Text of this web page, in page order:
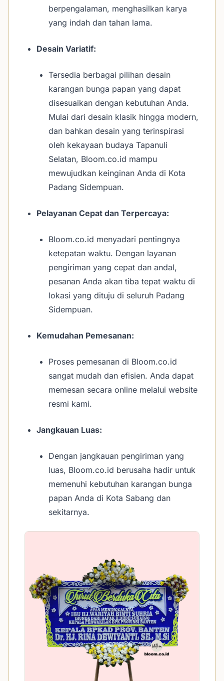
berpengalaman, menghasilkan karya
yang indah dan tahan lama.
Desain Variatif:
Tersedia berbagai pilihan desain
karangan bunga papan yang dapat
disesuaikan dengan kebutuhan Anda.
Mulai dari desain klasik hingga modern,
dan bahkan desain yang terinspirasi
oleh kekayaan budaya Tapanuli
Selatan, Bloom.co.id mampu
mewujudkan keinginan Anda di Kota
Padang Sidempuan.
Pelayanan Cepat dan Terpercaya:
Bloom.co.id menyadari pentingnya
ketepatan waktu. Dengan layanan
pengiriman yang cepat dan andal,
pesanan Anda akan tiba tepat waktu di
lokasi yang dituju di seluruh Padang
Sidempuan.
Kemudahan Pemesanan:
Proses pemesanan di Bloom.co.id
sangat mudah dan efisien. Anda dapat
memesan secara online melalui website
resmi kami.
Jangkauan Luas:
Dengan jangkauan pengiriman yang
luas, Bloom.co.id berusaha hadir untuk
memenuhi kebutuhan karangan bunga
papan Anda di Kota Sabang dan
sekitarnya.